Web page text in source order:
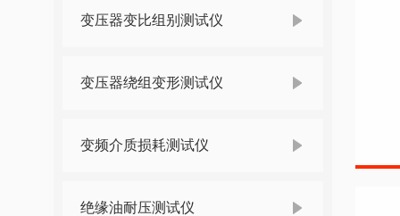
变压器变比组别测试仪
变压器绕组变形测试仪
变频介质损耗测试仪
绝缘油耐压测试仪